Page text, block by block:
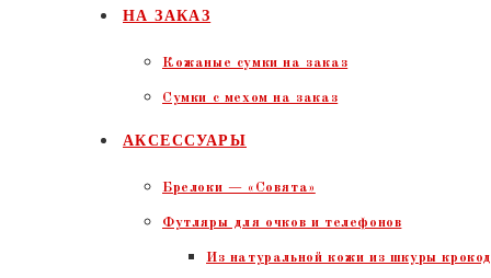
НА ЗАКАЗ
Кожаные сумки на заказ
Сумки с мехом на заказ
АКСЕССУАРЫ
Брелоки — «Совята»
Футляры для очков и телефонов
Из натуральной кожи из шкуры